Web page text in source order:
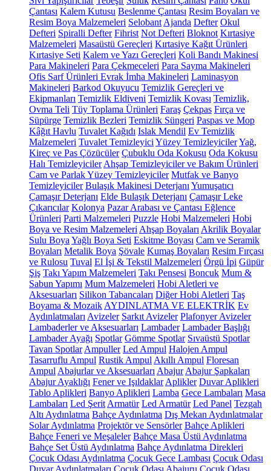
Çantası Kalem Kutusu Beslenme Çantası Resim Boyaları ve
Resim Boya Malzemeleri Selobant Ajanda Defter Okul
Defteri Spiralli Defter Fihrist Not Defteri Bloknot Kırtasiye
Malzemeleri Masaüstü Gereçleri Kırtasiye Kağıt Ürünleri
Kırtasiye Seti Kalem ve Yazı Gereçleri Koli Bandı Makinesi
Para Makineleri Para Çekmeceleri Para Sayma Makineleri
Ofis Sarf Ürünleri Evrak İmha Makineleri Laminasyon
Makineleri Barkod Okuyucu Temizlik Gereçleri ve
Ekipmanları Temizlik Eldiveni Temizlik Kovası Temizlik,
Ovma Teli Tüy Toplama Ürünleri Faraş Çekpas Fırça ve
Süpürge Temizlik Bezleri Temizlik Süngeri Paspas ve Mop
Kâğıt Havlu Tuvalet Kağıdı Islak Mendil Ev Temizlik
Malzemeleri Tuvalet Temizleyici Yüzey TemizleyicilerYağ,
Kireç ve Pas Çözücüler Çubuklu Oda Kokusu Oda Kokusu
Halı Temizleyiciler Ahşap Temizleyiciler ve Bakım Ürünleri
Cam ve Parlak Yüzey Temizleyiciler Mutfak ve Banyo
Temizleyiciler Bulaşık Makinesi Deterjanı Yumuşatıcı
Çamaşır Deterjanı Elde Bulaşık Deterjanı Çamaşır Leke
Çıkarıcılar Kolonya Pazar Arabası ve Çantası Eğlence
Ürünleri Parti Malzemeleri Puzzle Hobi Malzemeleri Hobi
Boya ve Resim Malzemeleri Ahşap Boyaları Akrilik Boyalar
Sulu Boya Yağlı Boya Seti Eskitme Boyası Cam ve Seramik
Boyaları Metalik Boya Şövale Kumaş Boyaları Resim Fırçası
ve Rulosu Tuval El İşi & Tekstil Malzemeleri Örgü İpi Güpür
Şiş Takı Yapım Malzemeleri Takı Pensesi Boncuk Mum &
Sabun Yapımı Mum Malzemeleri Hobi Aletleri ve
Aksesuarları Silikon Tabancaları Diğer Hobi Aletleri Taş
Boyama & Mozaik AYDINLATMA VE ELEKTRİK Ev
Aydınlatmaları Avizeler Sarkıt Avizeler Plafonyer Avizeler
Lambaderler ve Aksesuarları Lambader Lambader Başlığı
Lambader Ayağı Spotlar Gömme Spotlar Sıvaüstü Spotlar
Tavan Spotlar Ampuller Led Ampul Halojen Ampul
Tasarruflu Ampul Rustik Ampul Akıllı Ampul Floresan
Ampul Abajurlar ve Aksesuarları Abajur Abajur Şapkaları
Abajur Ayaklığı Fener ve Işıldaklar Aplikler Duvar Aplikleri
Tablo Aplikleri Banyo Aplikleri Lamba Gece Lambaları Masa
Lambaları Led Şerit Armatür Led Armatür Led Panel Tezgah
Altı Aydınlatma Bahçe Aydınlatma Dış Mekan Aydınlatmalar
Solar Aydınlatma Projektör ve Sensörler Bahçe Aplikleri
Bahçe Feneri ve Meşaleler Bahçe Masa Üstü Aydınlatma
Bahçe Set Üstü Aydınlatma Bahçe Aydınlatma Direkleri
Çocuk Odası Aydınlatma Çocuk Gece Lambası Çocuk Odası
Duvar Aydınlatmaları Çocuk Odası Abajuru Çocuk Odası